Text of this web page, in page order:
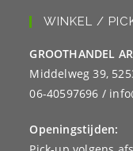
WINKEL /
GROOTHANDEL
Middelweg 39,
06-40597696 /
Openingstijden: